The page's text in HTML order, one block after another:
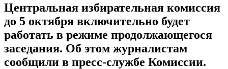
Центральная избирательная комиссия
до 5 октября включительно будет
работать в режиме продолжающегося
заседания. Об этом журналистам
сообщили в пресс-службе Комиссии.